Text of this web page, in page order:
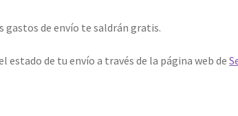
gastos de envío te saldrán gratis.
estado de tu envío a través de la página web de